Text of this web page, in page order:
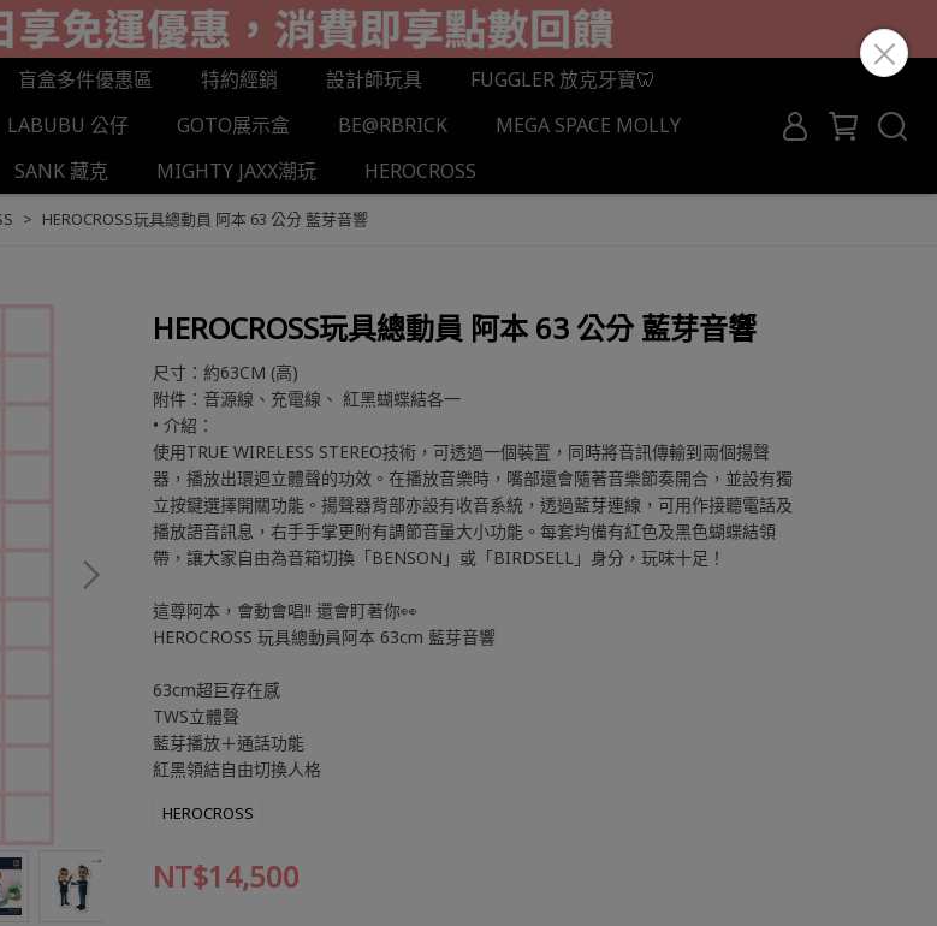
盲盒多件優惠區 特約經銷 設計師玩具
FUGGLER 放克牙寶🦷
LABUBU 公仔 GOTO展示盒 BE@RBRICK
MEGA SPACE MOLLY
SANK 藏克 MIGHTY JAXX潮玩 HEROCROSS
HEROCROSS玩具總動員 阿本 63 公分 藍芽音響
HEROCROSS玩具總動員 阿本 63 公分 藍芽音響
尺寸：約63CM (高)
附件：音源線、充電線、 紅黑蝴蝶結各一
• 介紹：
使用TRUE WIRELESS STEREO技術，可透過一個裝置，同時將音訊傳輸到兩個揚聲
器，播放出環迴立體聲的功效。在播放音樂時，嘴部還會隨著音樂節奏開合，並設有獨
立按鍵選擇開關功能。揚聲器背部亦設有收音系統，透過藍芽連線，可用作接聽電話及
播放語音訊息，右手手掌更附有調節音量大小功能。每套均備有紅色及黑色蝴蝶結領
帶，讓大家自由為音箱切換「BENSON」或「BIRDSELL」身分，玩味十足！
這尊阿本，會動會唱!! 還會盯著你👀
HEROCROSS 玩具總動員阿本 63cm 藍芽音響
63cm超巨存在感
TWS立體聲
藍芽播放＋通話功能
紅黑領結自由切換人格
HEROCROSS
NT$14,500